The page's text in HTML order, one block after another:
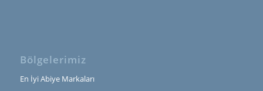
Bölgelerimiz
En İyi Abiye Markaları